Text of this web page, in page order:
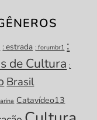
: estrada : forumbr1 :
de Cultura :
Brasil
Catavídeo13